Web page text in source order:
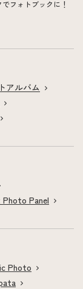
フォトブックに！
アルバム
Panel
Photo